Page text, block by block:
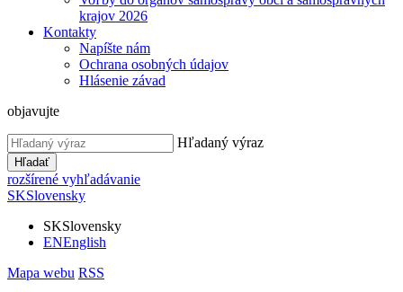
krajov 2026
Kontakty
Napíšte nám
Ochrana osobných údajov
Hlásenie závad
objavujte
Hľadaný výraz
Hľadať
rozšírené vyhľadávanie
SKSlovensky
SKSlovensky
ENEnglish
Mapa webu RSS